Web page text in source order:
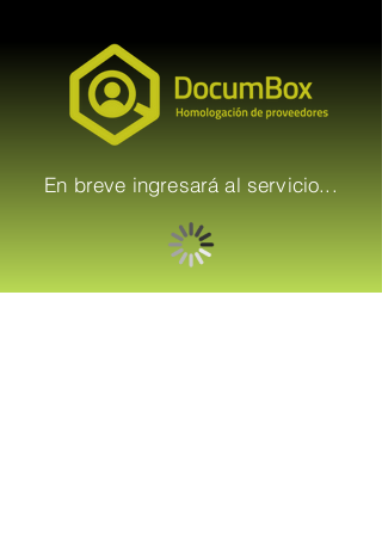
En breve ingresará al servicio...